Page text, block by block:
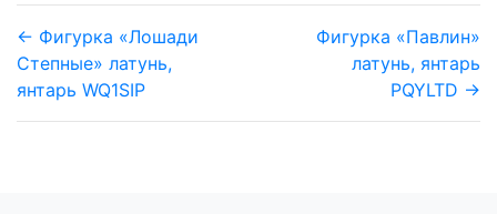
← Фигурка «Лошади
Степные» латунь,
янтарь WQ1SIP
Фигурка «Павлин»
латунь, янтарь
PQYLTD →